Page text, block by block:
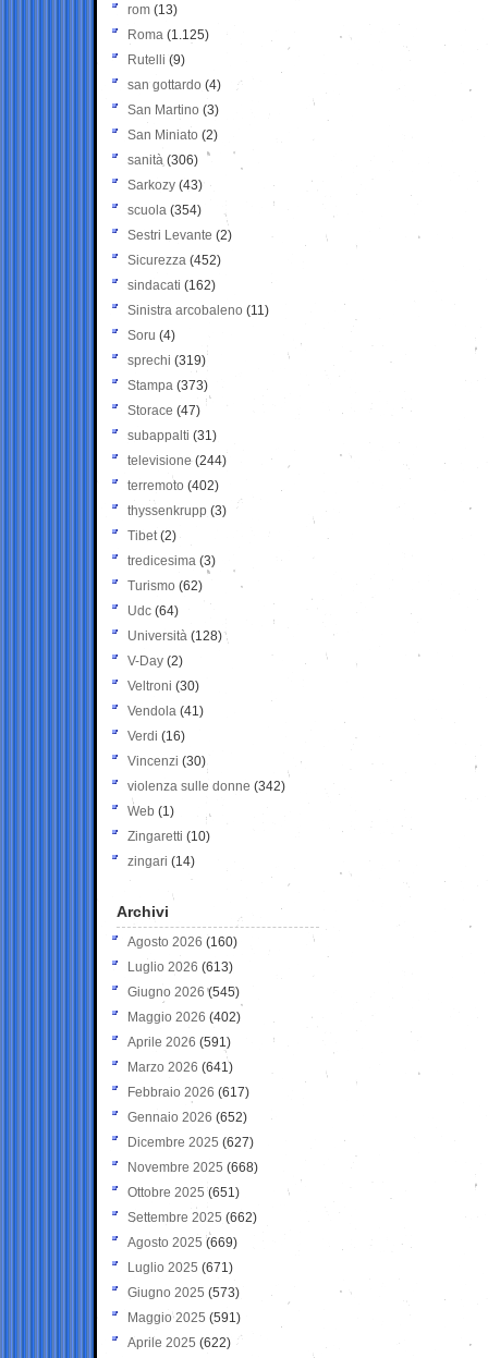
rom (13)
Roma (1.125)
Rutelli (9)
san gottardo (4)
San Martino (3)
San Miniato (2)
sanità (306)
Sarkozy (43)
scuola (354)
Sestri Levante (2)
Sicurezza (452)
sindacati (162)
Sinistra arcobaleno (11)
Soru (4)
sprechi (319)
Stampa (373)
Storace (47)
subappalti (31)
televisione(244)
terremoto (402)
thyssenkrupp (3)
Tibet(2)
tredicesima (3)
Turismo (62)
Udc (64)
Università (128)
V-Day (2)
Veltroni (30)
Vendola (41)
Verdi (16)
Vincenzi (30)
violenza sulle donne (342)
Web (1)
Zingaretti (10)
zingari (14)
Archivi
Agosto 2026 (160)
Luglio 2026 (613)
Giugno 2026 (545)
Maggio 2026 (402)
Aprile 2026 (591)
Marzo 2026 (641)
Febbraio 2026 (617)
Gennaio 2026 (652)
Dicembre 2025 (627)
Novembre 2025 (668)
Ottobre 2025 (651)
Settembre 2025 (662)
Agosto 2025 (669)
Luglio 2025 (671)
Giugno 2025 (573)
Maggio 2025 (591)
Aprile 2025 (622)